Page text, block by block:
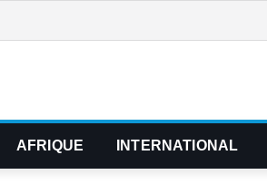
AFRIQUE INTERNATIONAL